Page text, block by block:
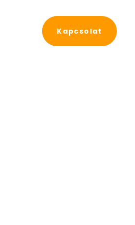
Kapcsolat